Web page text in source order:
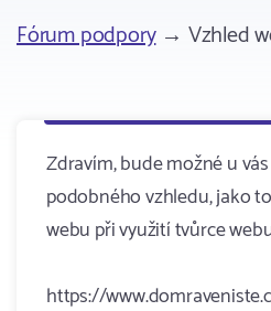
Fórum podpory→ Vzhled
Zdravím, bude možné u
podobného vzhledu, jako
webu při využití tvůrce
https://